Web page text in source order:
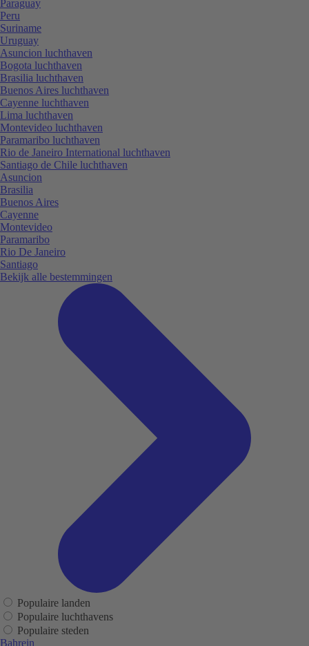
Paraguay
Peru
Suriname
Uruguay
Asuncion luchthaven
Bogota luchthaven
Brasilia luchthaven
Buenos Aires luchthaven
Cayenne luchthaven
Lima luchthaven
Montevideo luchthaven
Paramaribo luchthaven
Rio de Janeiro International luchthaven
Santiago de Chile luchthaven
Asuncion
Brasilia
Buenos Aires
Cayenne
Montevideo
Paramaribo
Rio De Janeiro
Santiago
Bekijk alle bestemmingen
Populaire landen
Populaire luchthavens
Populaire steden
Bahrein